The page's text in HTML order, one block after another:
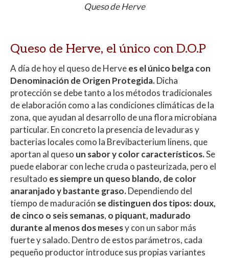
Queso de Herve
Queso de Herve, el único con D.O.P
A día de hoy el queso de Hervees el único belga con
Denominación de Origen Protegida.Dicha
protección se debe tanto a los métodos tradicionales
de elaboración como a las condiciones climáticas de la
zona, que ayudan al desarrollo de una flora microbiana
particular. En concreto la presencia de levaduras y
bacterias locales como la Brevibacterium linens, que
aportan al queso un sabor y color característicos.Se
puede elaborar con leche cruda o pasteurizada, pero el
resultado es siempre un queso blando, de color
anaranjado y bastante graso.Dependiendo del
tiempo de maduración se distinguen dos tipos: doux,
de cinco o seis semanas, o piquant, madurado
durante al menos dos mesesy con un sabor más
fuerte y salado. Dentro de estos parámetros, cada
pequeño productor introduce sus propias variantes